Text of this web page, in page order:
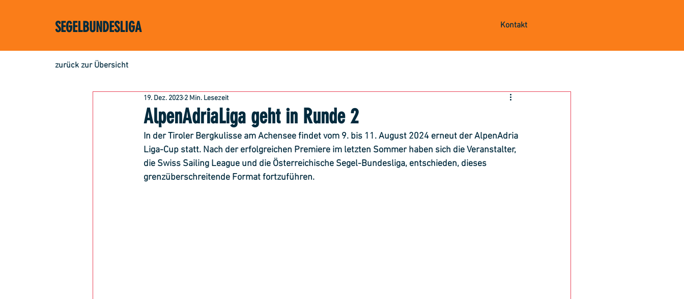
SEGELBUNDESLIGA Kontakt
AlpenAdriaLiga geht in Runde 2
19. Dez. 2023 2 Min. Lesezeit
In der Tiroler Bergkulisse am Achensee findet vom 9. bis 11. August 2024 erneut der AlpenAdria
Liga-Cup statt. Nach der erfolgreichen Premiere im letzten Sommer haben sich die Veranstalter,
die Swiss Sailing League und die Österreichische Segel-Bundesliga, entschieden, dieses
grenzüberschreitende Format fortzuführen.
zurück zur Übersicht